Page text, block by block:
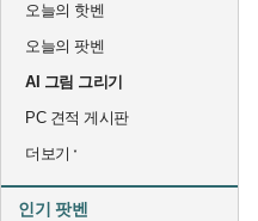
오늘의 핫벤
오늘의 팟벤
AI 그림 그리기
PC 견적 게시판
더보기
인기 팟벤